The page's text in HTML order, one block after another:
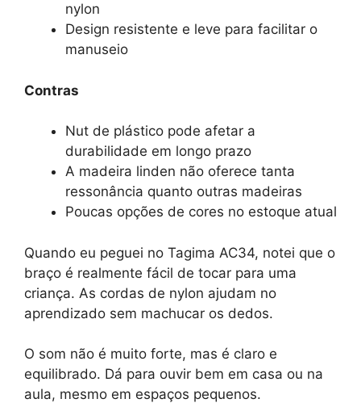
nylon
Design resistente e leve para facilitar o
manuseio
Contras
Nut de plástico pode afetar a
durabilidade em longo prazo
A madeira linden não oferece tanta
ressonância quanto outras madeiras
Poucas opções de cores no estoque atual
Quando eu peguei no Tagima AC34, notei que o
braço é realmente fácil de tocar para uma
criança. As cordas de nylon ajudam no
aprendizado sem machucar os dedos.
O som não é muito forte, mas é claro e
equilibrado. Dá para ouvir bem em casa ou na
aula, mesmo em espaços pequenos.